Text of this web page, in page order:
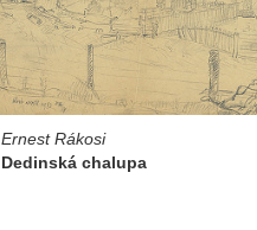
Ernest Rákosi
Dedinská chalupa